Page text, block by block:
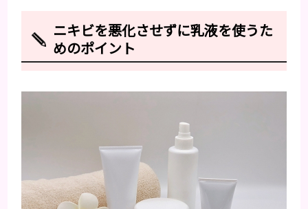
ニキビを悪化させずに乳液を使うた
めのポイント